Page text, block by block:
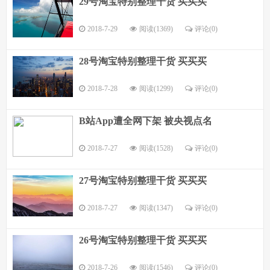
2018-7-29 阅读(1369) 评论(0)
28号淘宝特别整理干货 买买买
2018-7-28 阅读(1299) 评论(0)
B站App遭全网下架 被央视点名
2018-7-27 阅读(1528) 评论(0)
27号淘宝特别整理干货 买买买
2018-7-27 阅读(1347) 评论(0)
26号淘宝特别整理干货 买买买
2018-7-26 阅读(1546) 评论(0)